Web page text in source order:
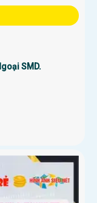
SMD.